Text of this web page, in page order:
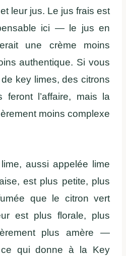
leur jus. Le jus frais est
ici — le jus en
une crème moins
authentique. Si vous
key limes, des citrons
feront l’affaire, mais la
moins complexe
aussi appelée lime
est plus petite, plus
que le citron vert
est plus florale, plus
plus amère —
ce qui donne à la Key